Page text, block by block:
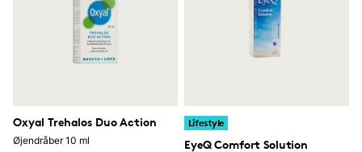
Oxyal Trehalos Duo Action
Øjendråber 10 ml
Lifestyle
EyeQ Comfort Solution